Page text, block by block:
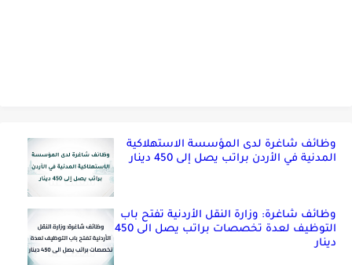
وظائف شاغرة لدى المؤسسة الاستهلاكية
المدنية في الأردن براتب يصل إلى 450 دينار
وظائف شاغرة: وزارة النقل الأردنية تفتح باب
التوظيف لعدة تخصصات براتب يصل الى 450
دينار